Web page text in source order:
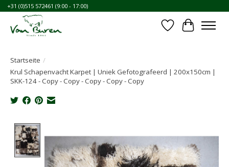
+31 (0)515 572461 (9:00 - 17:00)
Wunschzettel
Ihr
Startseite /
Krul Schapenvacht Karpet | Uniek Gefotografeerd | 200x150cm |
SKK-124 - Copy - Copy - Copy - Copy - Copy